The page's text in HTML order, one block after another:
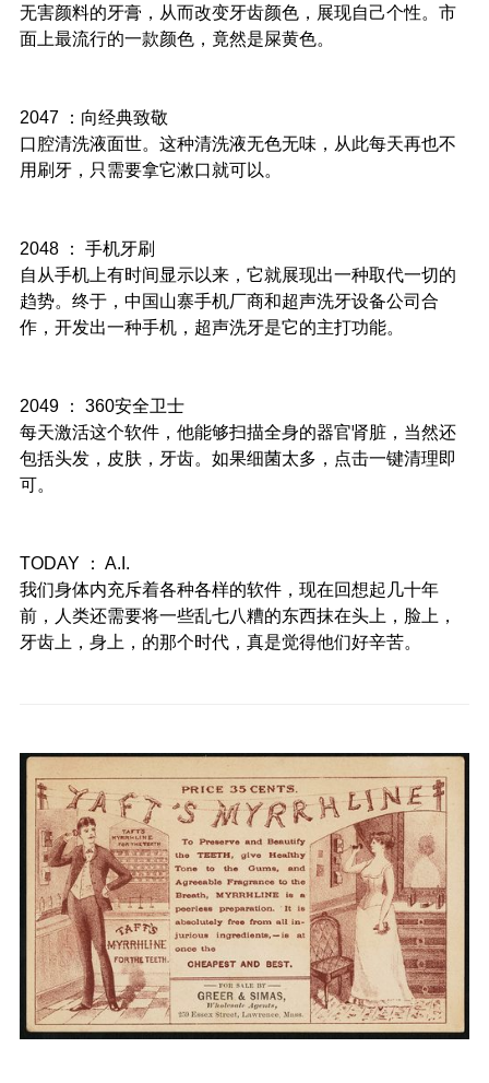
无害颜料的牙膏，从而改变牙齿颜色，展现自己个性。市
面上最流行的一款颜色，竟然是屎黄色。
2047 ：向经典致敬
口腔清洗液面世。这种清洗液无色无味，从此每天再也不
用刷牙，只需要拿它漱口就可以。
2048 ： 手机牙刷
自从手机上有时间显示以来，它就展现出一种取代一切的
趋势。终于，中国山寨手机厂商和超声洗牙设备公司合
作，开发出一种手机，超声洗牙是它的主打功能。
2049 ： 360安全卫士
每天激活这个软件，他能够扫描全身的器官肾脏，当然还
包括头发，皮肤，牙齿。如果细菌太多，点击一键清理即
可。
TODAY ： A.I.
我们身体内充斥着各种各样的软件，现在回想起几十年
前，人类还需要将一些乱七八糟的东西抹在头上，脸上，
牙齿上，身上，的那个时代，真是觉得他们好辛苦。